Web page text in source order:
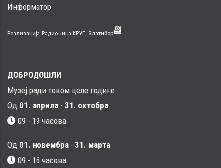
Информатор
Реализација Радионица КРУГ, Златибор
ДОБРОДОШЛИ
Музеј ради током целе године
Од 01. априла - 31. октобра
09 - 19 часова
Од 01. новембра - 31. марта
09 - 16 часовa